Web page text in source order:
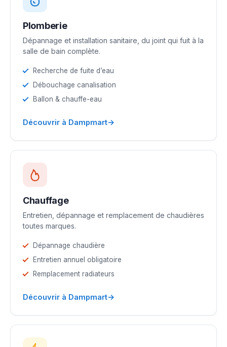
Plomberie
Dépannage et installation sanitaire, du joint qui fuit à la
salle de bain complète.
Recherche de fuite d’eau
Débouchage canalisation
Ballon & chauffe-eau
Découvrir à Dampmart→
Chauffage
Entretien, dépannage et remplacement de chaudières
toutes marques.
Dépannage chaudière
Entretien annuel obligatoire
Remplacement radiateurs
Découvrir à Dampmart→